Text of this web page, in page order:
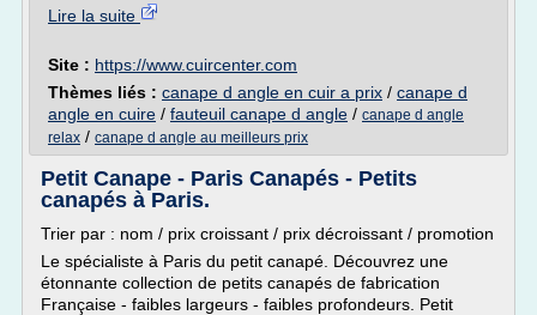
Lire la suite
Site : https://www.cuircenter.com
Thèmes liés : canape d angle en cuir a prix / canape d
angle en cuire / fauteuil canape d angle / canape d angle
relax / canape d angle au meilleurs prix
Petit Canape - Paris Canapés - Petits
canapés à Paris.
Trier par : nom / prix croissant / prix décroissant / promotion
Le spécialiste à Paris du petit canapé. Découvrez une
étonnante collection de petits canapés de fabrication
Française - faibles largeurs - faibles profondeurs. Petit